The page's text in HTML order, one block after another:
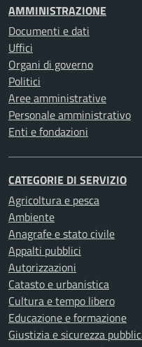
AMMINISTRAZIONE
Documenti e dati
Uffici
Organi di governo
Politici
Aree amministrative
Personale amministrativo
Enti e fondazioni
CATEGORIE DI SERVIZIO
Agricoltura e pesca
Ambiente
Anagrafe e stato civile
Appalti pubblici
Autorizzazioni
Catasto e urbanistica
Cultura e tempo libero
Educazione e formazione
Giustizia e sicurezza